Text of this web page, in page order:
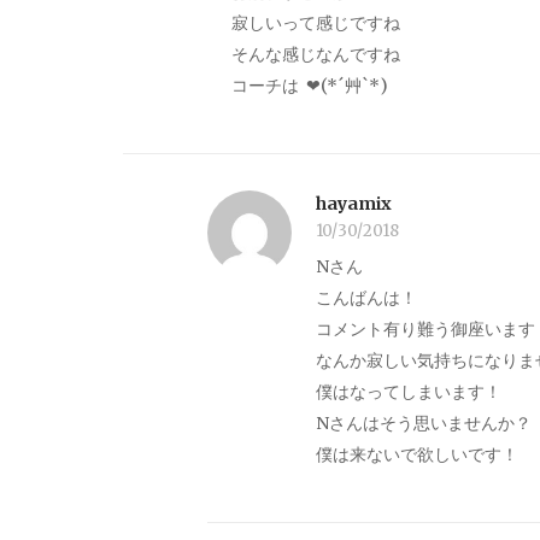
寂しいって感じですね
そんな感じなんですね
コーチ‪︎‬は ‪︎‪︎‬ ‪︎❤︎(*´艸`*)
hayamix
10/30/2018
Nさん
こんばんは！
コメント有り難う御座います
なんか寂しい気持ちになりま
僕はなってしまいます！
Nさんはそう思いませんか？
僕は来ないで欲しいです！